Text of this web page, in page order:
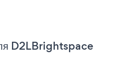
D2LBrightspace